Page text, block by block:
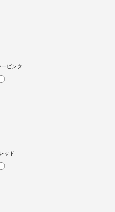
ーピンク
ッド